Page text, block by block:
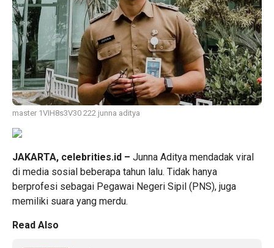
master 1VIH8s3V30 222 junna aditya
JAKARTA, celebrities.id – Junna Aditya mendadak viral
di media sosial beberapa tahun lalu. Tidak hanya
berprofesi sebagai Pegawai Negeri Sipil (PNS), juga
memiliki suara yang merdu.
Read Also